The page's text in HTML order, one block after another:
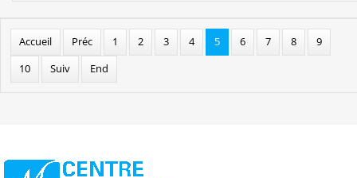
Accueil Préc 1 2 3 4 5 6 7 8
9
10
Suiv End